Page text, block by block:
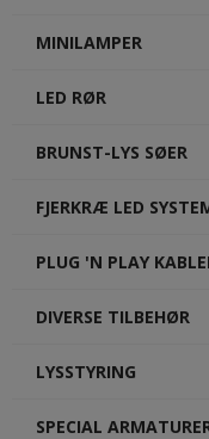
MINILAMPER
LED RØR
BRUNST-LYS SØER
FJERKRÆ LED
PLUG 'N PLAY
DIVERSE TILBEHØR
LYSSTYRING
SPECIAL